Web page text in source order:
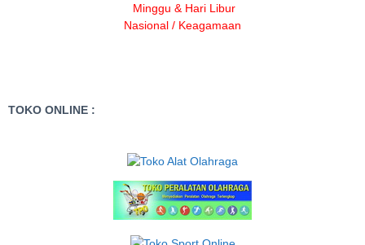
Minggu & Hari Libur
Nasional / Keagamaan
TOKO ONLINE :